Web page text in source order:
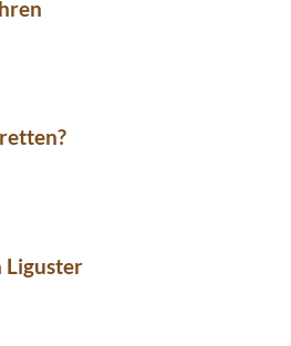
Liguster